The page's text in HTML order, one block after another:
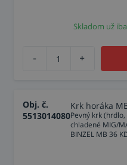
Skladom už
- +
Obj. č.
5513014080
Krk horáka
Pevný krk
chladené MIG/
BINZEL MB 36